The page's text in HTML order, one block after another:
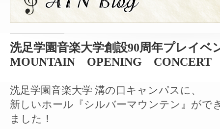
洗足学園音楽大学創設90周年プレイ
MOUNTAIN OPENING CONCERT
洗足学園音楽大学 溝の口キャンパスに、
新しいホール『シルバーマウンテン』がで
ました！